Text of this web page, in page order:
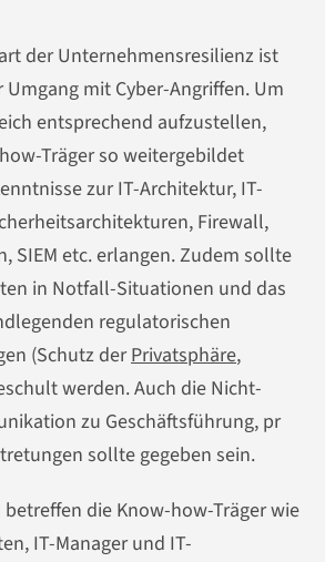
der Unternehmensresilienz ist
mit Cyber-Angriffen. Um
entsprechend aufzustellen,
Träger so weitergebildet
zur IT-Architektur, IT-
Firewall,
SIEM etc. erlangen. Zudem sollte
in Notfall-Situationen und das
regulatorischen
(Schutz derPrivatsphäre,
werden. Auch die Nicht-
zu Geschäftsführung, pr
sollte gegeben sein.
betreffen die Know-how-Träger wie
IT-Manager und IT-